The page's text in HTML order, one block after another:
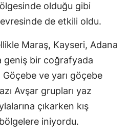
olduğu gibi
de etkili oldu.
Maraş, Kayseri, Adana
geniş bir coğrafyada
Göçebe ve yarı göçebe
Avşar grupları yaz
çıkarken kış
iniyordu.